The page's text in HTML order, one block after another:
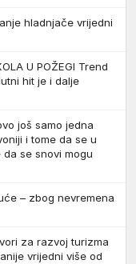
hladnjače vrijedni
U POŽEGI Trend
hit je i dalje
još samo jedna
i tome da se u
se snovi mogu
– zbog nevremena
za razvoj turizma
vrijedni više od